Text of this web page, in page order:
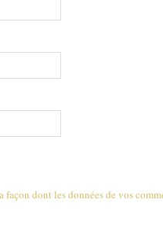
façon dont les données de vos